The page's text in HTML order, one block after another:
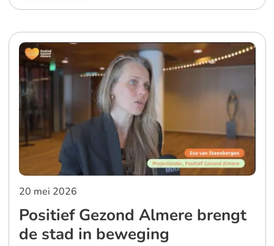
20 mei 2026
Positief Gezond Almere brengt
de stad in beweging